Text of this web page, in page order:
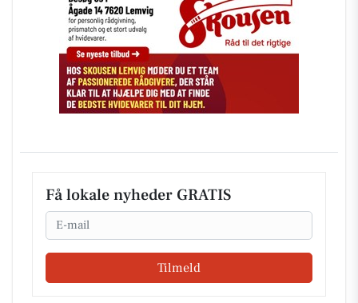
Få lokale nyheder GRATIS
Email
Tilmeld